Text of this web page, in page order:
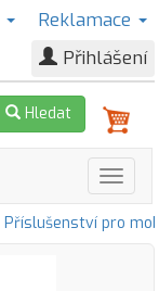
Reklamace
Přihlášení
Hledat
Příslušenství pro